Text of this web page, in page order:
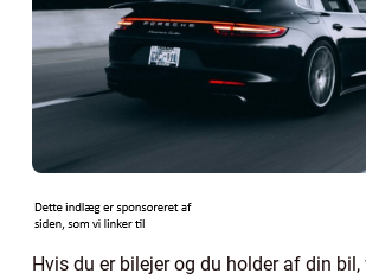
Hvis du er bilejer og du holder af din